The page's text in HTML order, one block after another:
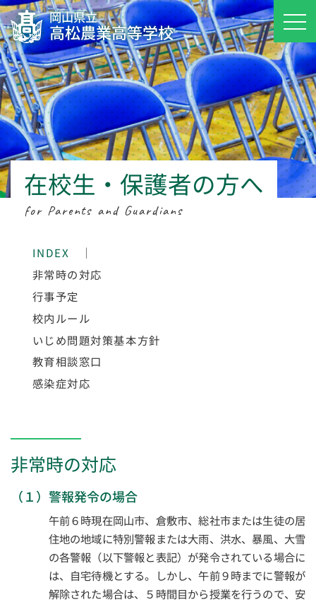
岡山県立
高松農業高等学校
在校生・保護者の方へ
for Parents and Guardians
INDEX
非常時の対応
行事予定
校内ルール
いじめ問題対策基本方針
教育相談窓口
感染症対応
非常時の対応
（１）警報発令の場合
午前６時現在岡山市、倉敷市、総社市または生徒の居
住地の地域に特別警報または大雨、洪水、暴風、大雪
の各警報（以下警報と表記）が発令されている場合に
は、自宅待機とする。しかし、午前９時までに警報が
解除された場合は、５時間目から授業を行うので、安